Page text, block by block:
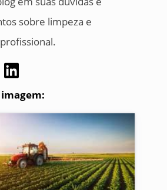
sobre limpeza e